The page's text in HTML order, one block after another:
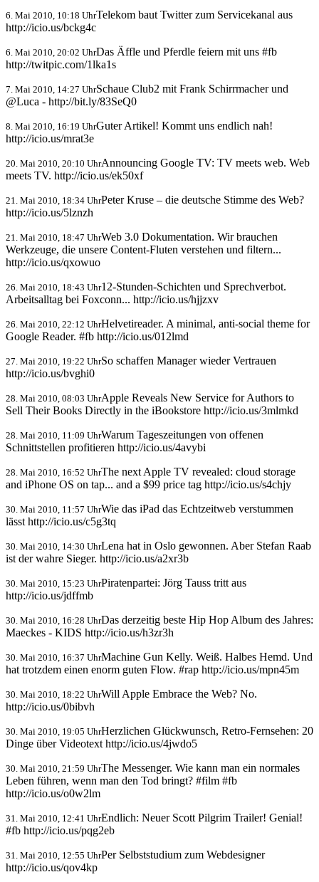
6. Mai 2010, 10:18 UhrTelekom baut Twitter zum Servicekanal aus
http://icio.us/bckg4c
6. Mai 2010, 20:02 UhrDas Äffle und Pferdle feiern mit uns #fb
http://twitpic.com/1lka1s
7. Mai 2010, 14:27 UhrSchaue Club2 mit Frank Schirrmacher und
@Luca - http://bit.ly/83SeQ0
8. Mai 2010, 16:19 UhrGuter Artikel! Kommt uns endlich nah!
http://icio.us/mrat3e
20. Mai 2010, 20:10 UhrAnnouncing Google TV: TV meets web. Web
meets TV. http://icio.us/ek50xf
21. Mai 2010, 18:34 UhrPeter Kruse – die deutsche Stimme des Web?
http://icio.us/5lznzh
21. Mai 2010, 18:47 UhrWeb 3.0 Dokumentation. Wir brauchen
Werkzeuge, die unsere Content-Fluten verstehen und filtern...
http://icio.us/qxowuo
26. Mai 2010, 18:43 Uhr12-Stunden-Schichten und Sprechverbot.
Arbeitsalltag bei Foxconn... http://icio.us/hjjzxv
26. Mai 2010, 22:12 UhrHelvetireader. A minimal, anti-social theme for
Google Reader. #fb http://icio.us/012lmd
27. Mai 2010, 19:22 UhrSo schaffen Manager wieder Vertrauen
http://icio.us/bvghi0
28. Mai 2010, 08:03 UhrApple Reveals New Service for Authors to
Sell Their Books Directly in the iBookstore http://icio.us/3mlmkd
28. Mai 2010, 11:09 UhrWarum Tageszeitungen von offenen
Schnittstellen profitieren http://icio.us/4avybi
28. Mai 2010, 16:52 UhrThe next Apple TV revealed: cloud storage
and iPhone OS on tap... and a $99 price tag http://icio.us/s4chjy
30. Mai 2010, 11:57 UhrWie das iPad das Echtzeitweb verstummen
lässt http://icio.us/c5g3tq
30. Mai 2010, 14:30 UhrLena hat in Oslo gewonnen. Aber Stefan Raab
ist der wahre Sieger. http://icio.us/a2xr3b
30. Mai 2010, 15:23 UhrPiratenpartei: Jörg Tauss tritt aus
http://icio.us/jdffmb
30. Mai 2010, 16:28 UhrDas derzeitig beste Hip Hop Album des Jahres:
Maeckes - KIDS http://icio.us/h3zr3h
30. Mai 2010, 16:37 UhrMachine Gun Kelly. Weiß. Halbes Hemd. Und
hat trotzdem einen enorm guten Flow. #rap http://icio.us/mpn45m
30. Mai 2010, 18:22 UhrWill Apple Embrace the Web? No.
http://icio.us/0bibvh
30. Mai 2010, 19:05 UhrHerzlichen Glückwunsch, Retro-Fernsehen: 20
Dinge über Videotext http://icio.us/4jwdo5
30. Mai 2010, 21:59 UhrThe Messenger. Wie kann man ein normales
Leben führen, wenn man den Tod bringt? #film #fb
http://icio.us/o0w2lm
31. Mai 2010, 12:41 UhrEndlich: Neuer Scott Pilgrim Trailer! Genial!
#fb http://icio.us/pqg2eb
31. Mai 2010, 12:55 UhrPer Selbststudium zum Webdesigner
http://icio.us/qov4kp